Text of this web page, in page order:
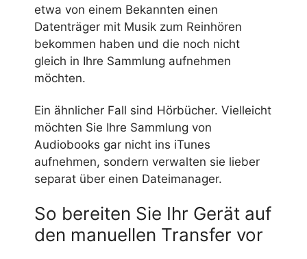
etwa von einem Bekannten einen
Datenträger mit Musik zum Reinhören
bekommen haben und die noch nicht
gleich in Ihre Sammlung aufnehmen
möchten.
Ein ähnlicher Fall sind Hörbücher. Vielleicht
möchten Sie Ihre Sammlung von
Audiobooks gar nicht ins iTunes
aufnehmen, sondern verwalten sie lieber
separat über einen Dateimanager.
So bereiten Sie Ihr Gerät auf
den manuellen Transfer vor